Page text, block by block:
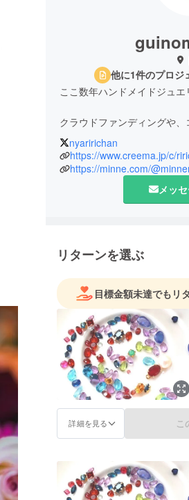
他に1件のプロジ
ここ数年ハンドメイドジュ
クラウドファンディングや、
資金集めをして、
皆様のために何かできたらい
nyaririchan
https://www.creema.jp/c/
https://minne.com/
メッ
リターンを選ぶ
目標金額未達でもリ
詳細を見る こ